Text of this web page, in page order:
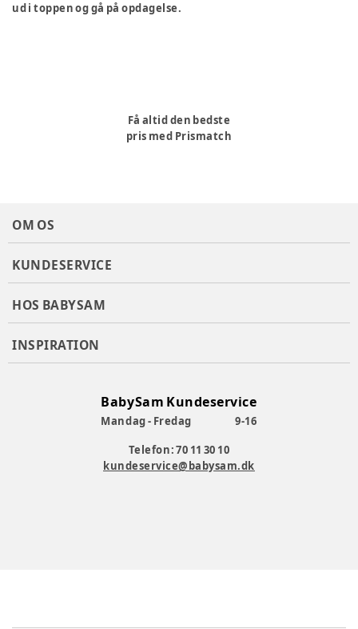
ud i toppen og gå på opdagelse.
Få altid den bedste
pris med Prismatch
OM OS
KUNDESERVICE
HOS BABYSAM
INSPIRATION
BabySam Kundeservice
Mandag - Fredag
9-16
Telefon: 70 11 30 10
kundeservice@babysam.dk